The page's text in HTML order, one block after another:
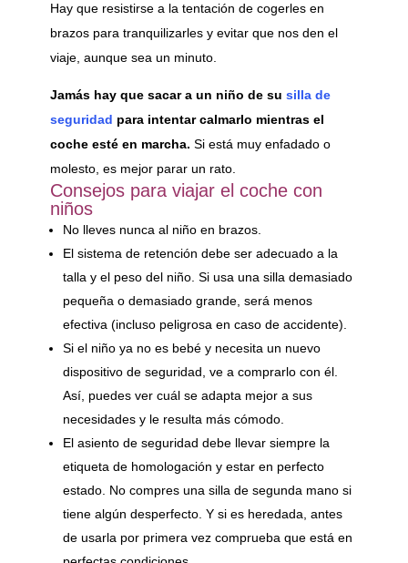
Hay que resistirse a la tentación de cogerles en
brazos para tranquilizarles y evitar que nos den el
viaje, aunque sea un minuto.
Jamás hay que sacar a un niño de su silla de
seguridad para intentar calmarlo mientras el
coche esté en marcha. Si está muy enfadado o
molesto, es mejor parar un rato.
Consejos para viajar el coche con
niños
No lleves nunca al niño en brazos.
El sistema de retención debe ser adecuado a la
talla y el peso del niño. Si usa una silla demasiado
pequeña o demasiado grande, será menos
efectiva (incluso peligrosa en caso de accidente).
Si el niño ya no es bebé y necesita un nuevo
dispositivo de seguridad, ve a comprarlo con él.
Así, puedes ver cuál se adapta mejor a sus
necesidades y le resulta más cómodo.
El asiento de seguridad debe llevar siempre la
etiqueta de homologación y estar en perfecto
estado. No compres una silla de segunda mano si
tiene algún desperfecto. Y si es heredada, antes
de usarla por primera vez comprueba que está en